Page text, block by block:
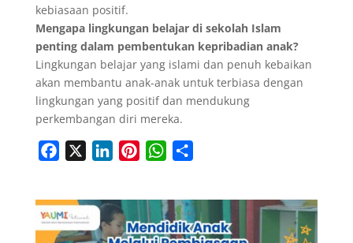
kebiasaan positif.
Mengapa lingkungan belajar di sekolah Islam
penting dalam pembentukan kepribadian anak?
Lingkungan belajar yang islami dan penuh kebaikan
akan membantu anak-anak untuk terbiasa dengan
lingkungan yang positif dan mendukung
perkembangan diri mereka.
e
b
k
e
t
e
W
t
s
r
e